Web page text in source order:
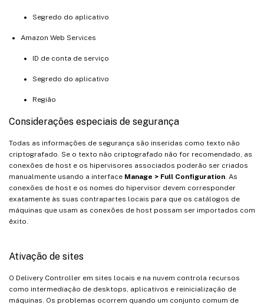
Segredo do aplicativo
Amazon Web Services
ID de conta de serviço
Segredo do aplicativo
Região
Considerações especiais de segurança
Todas as informações de segurança são inseridas como texto não
criptografado. Se o texto não criptografado não for recomendado, as
conexões de host e os hipervisores associados poderão ser criados
manualmente usando a interface Manage > Full Configuration. As
conexões de host e os nomes do hipervisor devem corresponder
exatamente às suas contrapartes locais para que os catálogos de
máquinas que usam as conexões de host possam ser importados com
êxito.
Ativação de sites
O Delivery Controller em sites locais e na nuvem controla recursos
como intermediação de desktops, aplicativos e reinicialização de
máquinas. Os problemas ocorrem quando um conjunto comum de